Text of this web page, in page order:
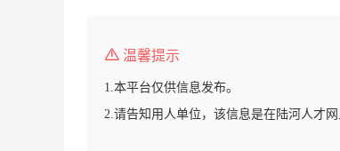
温馨提示
1.本平台仅供信息发布。
2.请告知用人单位，该信息是在陆河人才网